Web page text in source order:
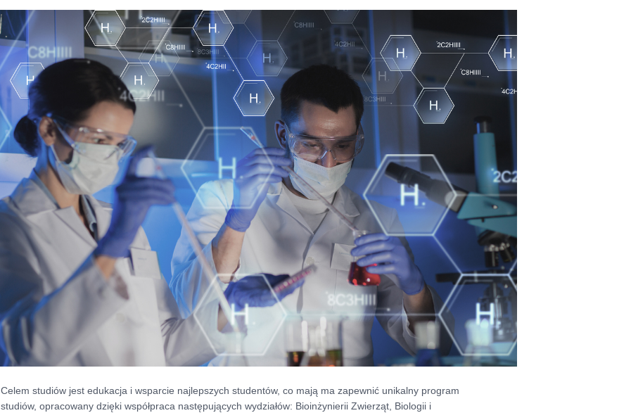
Celem studiów jest edukacja i wsparcie najlepszych studentów, co mają ma zapewnić unikalny program
studiów, opracowany dzięki współpraca następujących wydziałów: Bioinżynierii Zwierząt, Biologii i